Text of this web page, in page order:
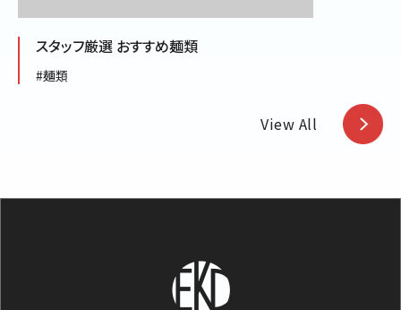
スタッフ厳選 おすすめ麺類
#麺類
View All